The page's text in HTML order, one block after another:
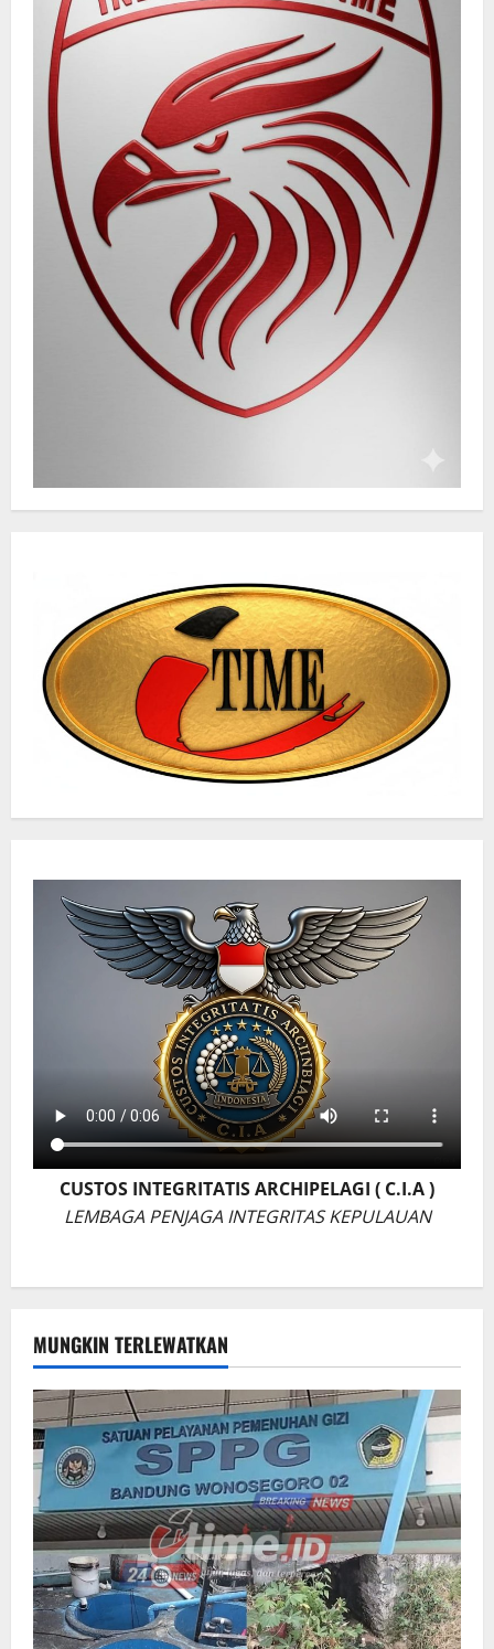
CUSTOS INTEGRITATIS ARCHIPELAGI ( C.I.A )
LEMBAGA PENJAGA INTEGRITAS KEPULAUAN
MUNGKIN TERLEWATKAN